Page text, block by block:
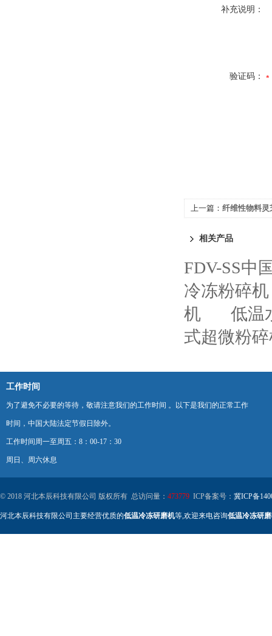
补充说明：
验证码：
上一篇： 纤维性物料灵
相关产品
FDV-SS中
冷冻粉碎机
机
低温
式超微粉
工作时间
为了避免不必要的等待，敬请注意我们的工作时间 。以下是我们的正常工作
时间，中国大陆法定节假日除外。
工作时间周一至周五：8：00-17：30
周日、周六休息
© 2018 河北本辰科技有限公司 版权所有 总访问量： 473779 ICP备案号： 冀ICP备
河北本辰科技有限公司主要经营优质的低温冷冻研磨机等,欢迎来电咨询低温冷冻研